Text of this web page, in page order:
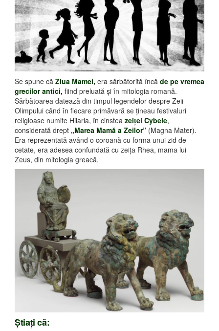
Se spune că Ziua Mamei, era sărbătorită încă de pe vremea
grecilor antici, fiind preluată şi în mitologia romană.
Sărbătoarea datează din timpul legendelor despre Zeii
Olimpului când în fiecare primăvară se ţineau festivaluri
religioase numite Hilaria, în cinstea zeiţei Cybele,
considerată drept „Marea Mamă a Zeilor” (Magna Mater).
Era reprezentată având o coroană cu forma unui zid de
cetate, era adesea confundată cu zeiţa Rhea, mama lui
Zeus, din mitologia greacă.
Ştiaţi că: